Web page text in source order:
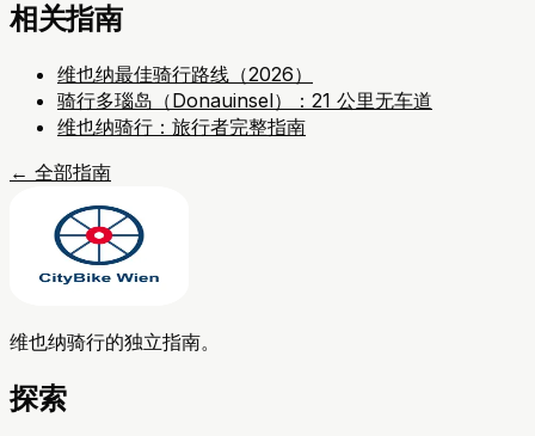
相关指南
维也纳最佳骑行路线（2026）
骑行多瑙岛（Donauinsel）：21 公里无车道
维也纳骑行：旅行者完整指南
← 全部指南
维也纳骑行的独立指南。
探索